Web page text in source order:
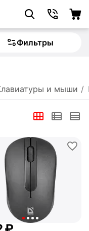
Фильтры
и мыши /